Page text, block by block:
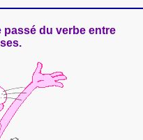
passé du verbe entre